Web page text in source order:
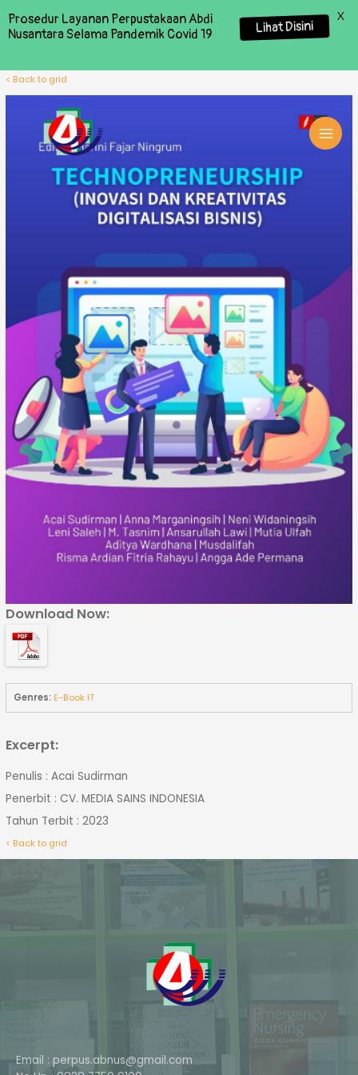
< Back to grid
Download Now:
Genres:E-Book IT
Excerpt:
Penulis : Acai Sudirman
Penerbit : CV. MEDIA SAINS INDONESIA
Tahun Terbit : 2023
< Back to grid
Email : perpus.abnus@gmail.com
Prosedur Layanan Perpustakaan Abdi
Nusantara Selama Pandemik Covid 19
Lihat Disini
X